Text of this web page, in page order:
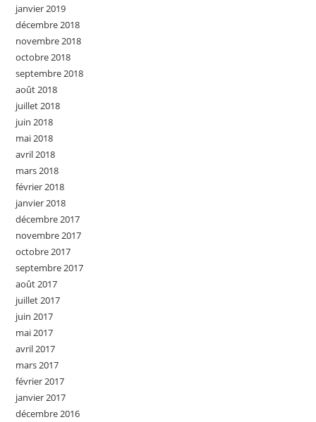
janvier 2019
décembre 2018
novembre 2018
octobre 2018
septembre 2018
août 2018
juillet 2018
juin 2018
mai 2018
avril 2018
mars 2018
février 2018
janvier 2018
décembre 2017
novembre 2017
octobre 2017
septembre 2017
août 2017
juillet 2017
juin 2017
mai 2017
avril 2017
mars 2017
février 2017
janvier 2017
décembre 2016